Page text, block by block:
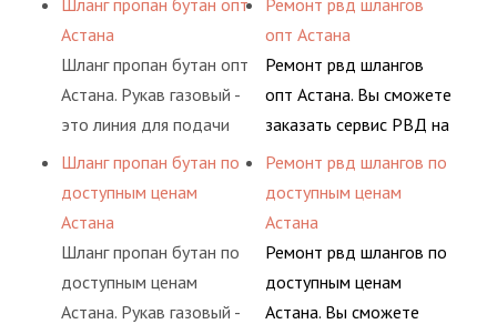
определенными
воздуха и различных
типов сжиженного газа
(кислород, аргон, метан,
пропан, бутан,
определенными
элементами системы.
Шланг пропан бутан опт
Астана
Шланг пропан бутан опт
Астана. Рукав газовый -
это линия для подачи
сжатого воздуха и
различных типов
сжиженного газа
(кислород, аргон, метан,
пропан, бутан,
ацетилен) между
Шланг пропан бутан по
доступным ценам
Астана
Шланг пропан бутан по
доступным ценам
Астана. Рукав газовый -
гидросистем Вашего
основе либо на
условиях
долговременного
комплексного
гидросистем Вашего
предприятия.
Ремонт рвд шлангов
опт Астана
Ремонт рвд шлангов
опт Астана. Вы сможете
заказать сервис РВД на
разовой основе либо на
условиях
долговременного
комплексного
обслуживания
гидросистем Вашего
Ремонт рвд шлангов по
доступным ценам
Астана
Ремонт рвд шлангов по
доступным ценам
Астана. Вы сможете